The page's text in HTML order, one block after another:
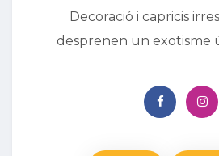
Decoració i capricis
desprenen un exotisme